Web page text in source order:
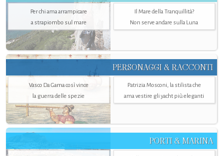
Per chi ama arrampicare
a strapiombo sul mare
Il Mare della Tranquillità?
Non serve andare sulla Luna
PERSONAGGI & RACCONTI
Vasco Da Gama così vince
la guerra delle spezie
Patrizia Mosconi, la stilista che
ama vestire gli yacht più eleganti
PORTI & MARINA